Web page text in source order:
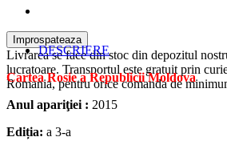
Livrarea se face din stoc din depozitul
lucratoare. Transportul este gratuit prin
Romania, pentru orice comanda de
DESCRIERE
Cartea Rosie a Republicii Moldova
Anul apariţiei : 2015
Ediția: a 3-a